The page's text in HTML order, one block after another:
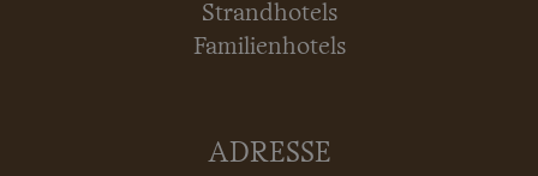
Strandhotels
Familienhotels
ADRESSE